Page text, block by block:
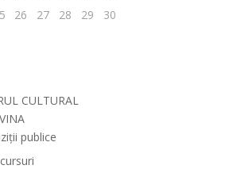
26 27 28 29
30
CULTURAL
publice